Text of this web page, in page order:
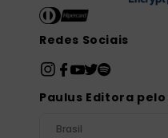
Redes Sociais
Paulus Editora
Brasil